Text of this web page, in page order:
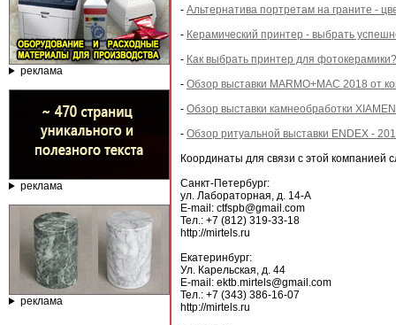
реклама
реклама
реклама
- Альтернатива портретам на граните -
- Керамический принтер - выбрать
- Как выбрать принтер для фотокерамики?
- Обзор выставки MARMO+MAC 2018 от
- Обзор выставки камнеобработки
- Обзор ритуальной выставки ENDEX -
Координаты для связи с этой компанией
Санкт-Петербург:
ул. Лабораторная, д. 14-А
E-mail: ctfspb@gmail.com
Тел.: +7 (812) 319-33-18
http://mirtels.ru
Екатеринбург:
Ул. Карельская, д. 44
E-mail: ektb.mirtels@gmail.com
Тел.: +7 (343) 386-16-07
http://mirtels.ru